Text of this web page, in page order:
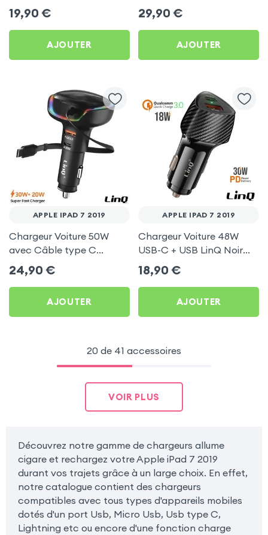
pour Apple iPad 7 2019
19,90 €
AJOUTER
USB C - LinQ pour Apple
iPad 7 2019
29,90 €
AJOUTER
APPLE IPAD 7 2019
Chargeur Voiture 50W
avec Câble type C
rétractable LinQ pour
Apple iPad 7 2019
24,90 €
AJOUTER
APPLE IPAD 7 2019
Chargeur Voiture 48W
USB-C + USB LinQ Noir
pour Apple iPad 7 2019
18,90 €
AJOUTER
20 de 41 accessoires
VOIR PLUS
Découvrez notre gamme de chargeurs allume
cigare et rechargez votre Apple iPad 7 2019
durant vos trajets grâce à un large choix. En effet,
notre catalogue contient des chargeurs
compatibles avec tous types d'appareils mobiles
dotés d'un port Usb, Micro Usb, Usb type C,
Lightning etc ou encore d'une fonction charge